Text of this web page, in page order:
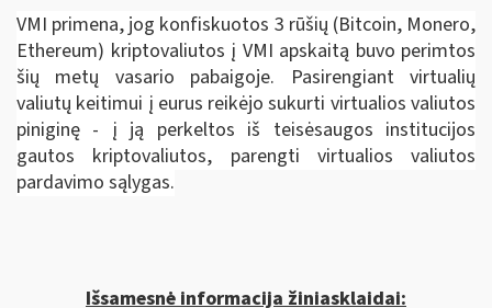
VMI primena, jog konfiskuotos 3 rūšių (Bitcoin, Monero,
Ethereum) kriptovaliutos į VMI apskaitą buvo perimtos
šių metų vasario pabaigoje. Pasirengiant virtualių
valiutų keitimui į eurus reikėjo sukurti virtualios valiutos
piniginę - į ją perkeltos iš teisėsaugos institucijos
gautos kriptovaliutos, parengti virtualios valiutos
pardavimo sąlygas.
Išsamesnė informacija žiniasklaidai: